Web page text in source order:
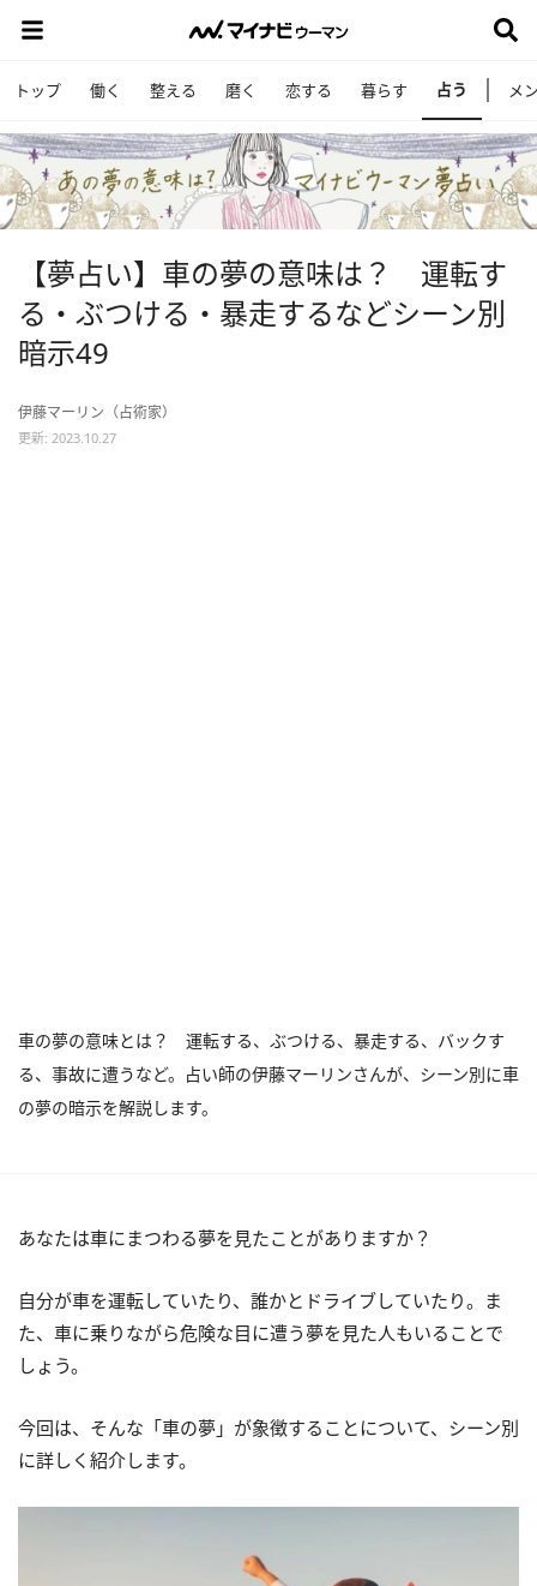
トップ 働く 整える 磨く 恋する 暮らす 占う メ
【夢占い】車の夢の意味は？ 運転す
る・ぶつける・暴走するなどシーン別
暗示49
伊藤マーリン（占術家）
更新: 2023.10.27
車の夢の意味とは？ 運転する、ぶつける、暴走する、バックす
る、事故に遭うなど。占い師の伊藤マーリンさんが、シーン別に車
の夢の暗示を解説します。
あなたは車にまつわる夢を見たことがありますか？
自分が車を運転していたり、誰かとドライブしていたり。ま
た、車に乗りながら危険な目に遭う夢を見た人もいることで
しょう。
今回は、そんな「車の夢」が象徴することについて、シーン別
に詳しく紹介します。